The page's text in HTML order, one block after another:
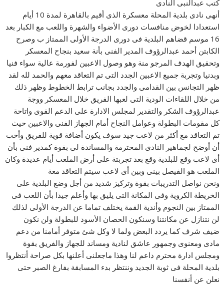
كتب عبدالنبى النادى
أنهى نادى بلدية المحلة معسكرة الذى أقيم بالقاهرة لمدة 10 أيام
استعدادا لخوض منافسات دورى الأضواء والشهرة واللعب مع الكبار بعد
16 موسم قضاهم البلدية فى دورى الدرجة الأولى الممتاز ب وصرح
الكابتن أحمد عبدالرؤوف المدير الفنى بأنة سعيد بنجاح المعسكر
وتحقيق الهدف المرجو منة وهو وصول الاعبين لفورمة عالية سواء فنيا
وبدنيا وتجربة جميع الاعبين الجدد التى تم التعاقد معهم والحمد لله لقد
ظهر التجانس بين القدامى والجدد بجانب ترابط الخطوط وظهر ذلك
من خلال اللقاءات الودية التى لعبها الفريق خلال المعسكر ووجة
عبدالرؤوف الشكر والتقدير لمجلس الادارة على الدعم القوى واتاحة
كل مقومات البطولة وعوامل النجاح أمام الجهاز الفنى والاعبين حيث
تم التعاقد مع أكثر من لاعب جيد سوف يكون أضافة قوية للفريق وأحب
أن أوضح لجماهير النادى المحترمة والمساندة لى بقوة كمدير فنى بأن
أى لاعب وقع للبلدية وقع بعد تجربتة على أرض الملعب أيام عديدة وكان
الملعب هو الفيصل بينى وبين أى لاعب سيتم التعاقد معة
ونحن نواصل التدريبات بقوة وتركيز شديد من أجل وضع البلدية على
الخريطة الكروية وفى المكانة التى يليق بها وأعلم جيدا بأن اللعب فى
الممتاز بين النجوم وأندية القمة يختلف تماما عن الدرجة الأولى لذلك
لن نتنازل عن مكانتنا وسنكون الحصان الأسود للبطولة ولن نكون
ضيف شرف كما يردد البعض ولما لا وكل شئ متوفر أمامنا من دعم
مادى ومعنوى وجمهور عاشق لنادية ومساند للجهاز والفريق بقوة
ومجلس ادارة محترم داعم لنا وهذا ماجعلنى أعلنها بكل صراحة أنتظروا
بلدية المحلة فى ثوبة الجديد وننتظر بدء المسابقة بفارغ الصبر حتى
نعلن عن أنفسنا